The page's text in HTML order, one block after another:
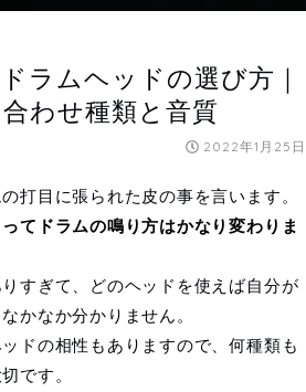
ラムヘッドの選び方｜
わせ種類と音質
2022年1月25日
打目に張られた皮の事を言います。
てドラムの鳴り方はかなり変わりま
すぎて、どのヘッドを使えば自分が
かなか分かりません。
ドの相性もありますので、何種類も
です。